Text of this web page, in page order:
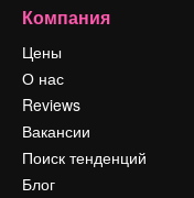
Компания
Цены
О нас
Reviews
Вакансии
Поиск тенденций
Блог